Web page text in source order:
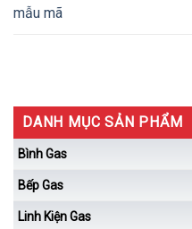
mẫu mã
DANH MỤC SẢN PHẨM
Bình Gas
Bếp Gas
Linh Kiện Gas